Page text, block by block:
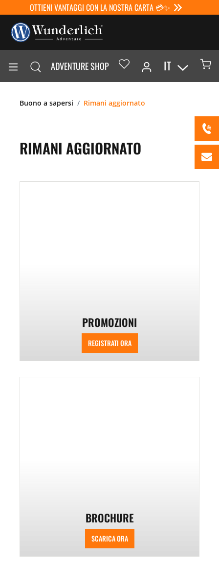
OTTIENI VANTAGGI CON LA NOSTRA CARTA 💳✨
ADVENTURE SHOP IT
Buono a sapersi Rimani aggiornato
RIMANI AGGIORNATO
PROMOZIONI
REGISTRATI ORA
BROCHURE
SCARICA ORA